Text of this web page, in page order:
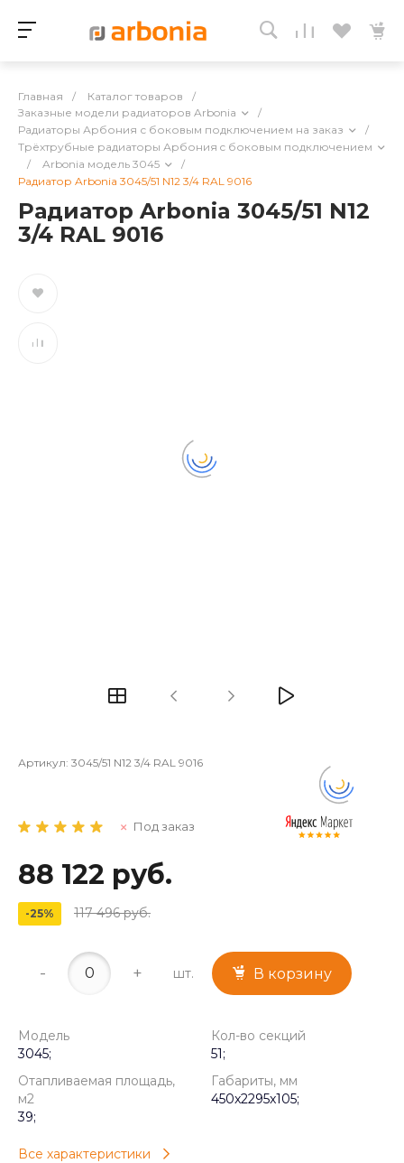
Главная / Каталог товаров
/
Заказные модели радиаторов Arbonia
/
Радиаторы Арбония с боковым подключением на заказ
/
Трёхтрубные радиаторы Арбония c боковым подключением
/
Arbonia модель 3045
/
Радиатор Arbonia 3045/51 N12 3/4 RAL 9016
Радиатор Arbonia 3045/51 N12
3/4 RAL 9016
Артикул: 3045/51 N12 3/4 RAL 9016
Под заказ
88 122 руб.
-25% 117 496 руб.
- + шт. В корзину
Модель
3045;
Кол-во секций
51;
Отапливаемая площадь,
м2
39;
Габариты, мм
450x2295x105;
Все характеристики